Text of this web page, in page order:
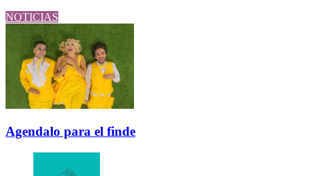
NOTICIAS
Agendalo para el finde